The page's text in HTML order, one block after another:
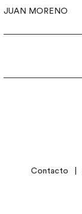
JUAN MORENO
LEGALContacto